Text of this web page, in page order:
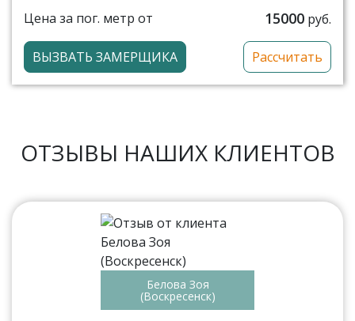
Цена за пог. метр от
15000 руб.
ВЫЗВАТЬ ЗАМЕРЩИКА Рассчитать
ОТЗЫВЫ НАШИХ КЛИЕНТОВ
Белова Зоя
(Воскресенск)